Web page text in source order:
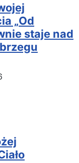
„Od
staje nad